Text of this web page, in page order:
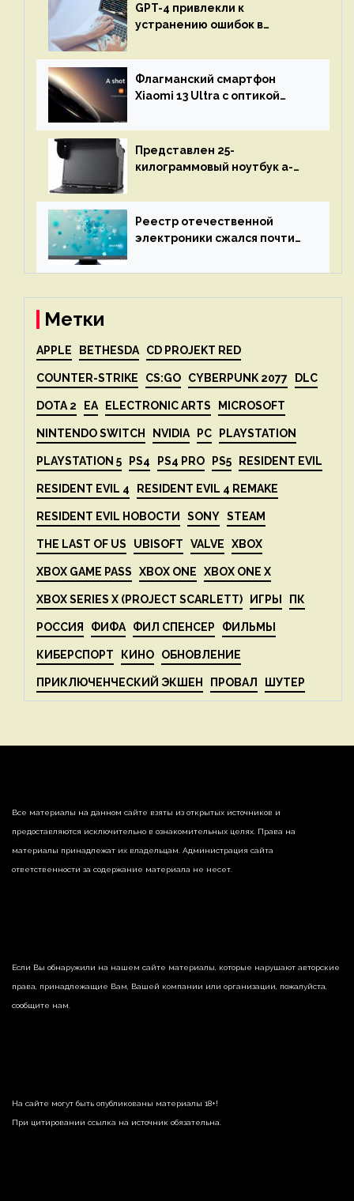
GPT-4 привлекли к
устранению ошибок в
остановится до полного
восстановления кода и
объяснит, что пошло не так
Флагманский смартфон
Xiaomi 13 Ultra с оптикой
представят 18 апреля
Представлен 25-
килограммовый ноутбук a-
до 3 Тбайт DDR5 и шесть
дисплеев
Реестр отечественной
электроники сжался почти
Метки
APPLE BETHESDA CD PROJEKT RED
COUNTER-STRIKE CS:GO CYBERPUNK 2077 DLC
DOTA 2 EA ELECTRONIC ARTS MICROSOFT
NINTENDO SWITCH NVIDIA PC PLAYSTATION
PLAYSTATION 5 PS4 PS4 PRO PS5 RESIDENT EVIL
RESIDENT EVIL 4 RESIDENT EVIL 4 REMAKE
RESIDENT EVIL НОВОСТИ SONY STEAM
THE LAST OF US UBISOFT VALVE XBOX
XBOX GAME PASS XBOX ONE XBOX ONE X
XBOX SERIES X (PROJECT SCARLETT) ИГРЫ ПК
РОССИЯ ФИФА ФИЛ СПЕНСЕР ФИЛЬМЫ
КИБЕРСПОРТ КИНО ОБНОВЛЕНИЕ
ПРИКЛЮЧЕНЧЕСКИЙ ЭКШЕН ПРОВАЛ ШУТЕР
Все материалы на данном сайте взяты из открытых источников и
предоставляются исключительно в ознакомительных целях. Права на
материалы принадлежат их владельцам. Администрация сайта
ответственности за содержание материала не несет.
Если Вы обнаружили на нашем сайте материалы, которые нарушают авторские
права, принадлежащие Вам, Вашей компании или организации, пожалуйста,
сообщите нам.
На сайте могут быть опубликованы материалы 18+!
При цитировании ссылка на источник обязательна.